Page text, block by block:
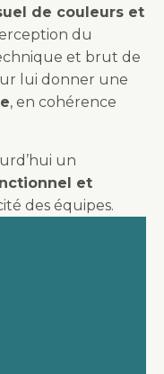
de couleurs et
du
et brut de
lui donner une
, en cohérence
un
et
des équipes.